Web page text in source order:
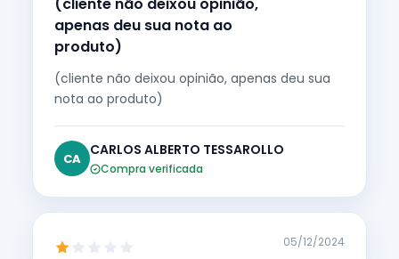
apenas deu sua nota ao
produto)
(cliente não deixou opinião, apenas deu sua
nota ao produto)
CA
CARLOS ALBERTO TESSAROLLO
Compra verificada
05/12/2024